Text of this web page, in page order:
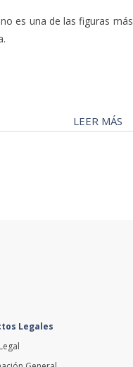
es una de las figuras más
LEER MÁS
Legales